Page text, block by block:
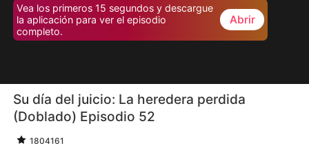
Vea los primeros 15 segundos y descargue
la aplicación para ver el episodio
completo.
Abrir
Su día del juicio: La heredera perdida
(Doblado) Episodio 52
1804161